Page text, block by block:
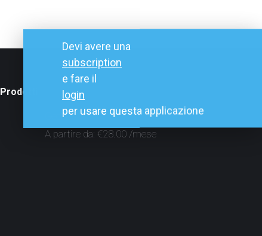
Devi avere una
subscription
e fare il
login
per usare questa applicazione
Prodotti
Geoapp
A partire da: €28.00 /mese